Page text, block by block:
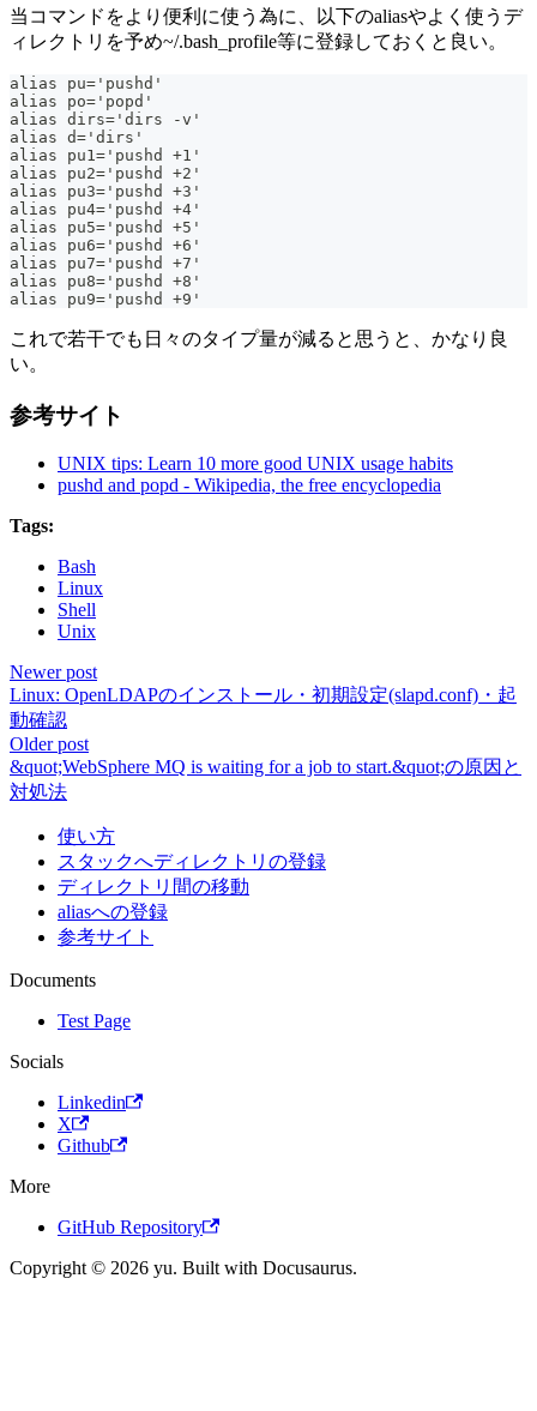
当コマンドをより便利に使う為に、以下のaliasやよく使うデ
ィレクトリを予め~/.bash_profile等に登録しておくと良い。
alias pu='pushd'
alias po='popd'
alias dirs='dirs -v'
alias d='dirs'
alias pu1='pushd +1'
alias pu2='pushd +2'
alias pu3='pushd +3'
alias pu4='pushd +4'
alias pu5='pushd +5'
alias pu6='pushd +6'
alias pu7='pushd +7'
alias pu8='pushd +8'
alias pu9='pushd +9'
これで若干でも日々のタイプ量が減ると思うと、かなり良
い。
参考サイト
UNIX tips: Learn 10 more good UNIX usage habits
pushd and popd - Wikipedia, the free encyclopedia
Tags:
Bash
Linux
Shell
Unix
Newer post
Linux: OpenLDAPのインストール・初期設定(slapd.conf)・起
動確認
Older post
&quot;WebSphere MQ is waiting for a job to start.&quot;の原因と
対処法
使い方
スタックへディレクトリの登録
ディレクトリ間の移動
aliasへの登録
参考サイト
Documents
Test Page
Socials
Linkedin
X
Github
More
GitHub Repository
Copyright © 2026 yu. Built with Docusaurus.